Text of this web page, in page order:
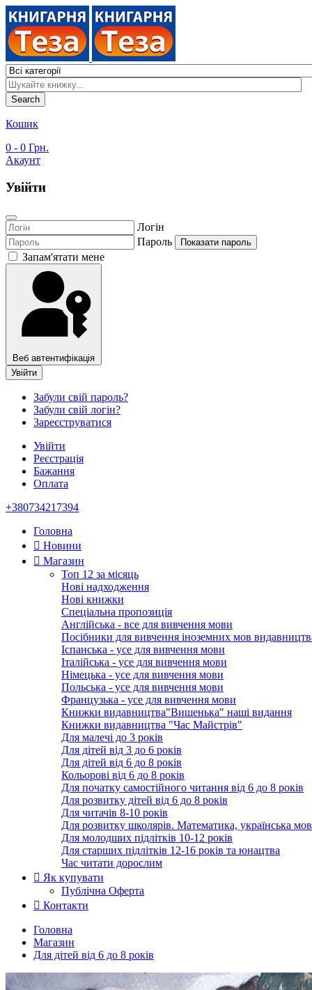
Search
Кошик
0 - 0 Грн.
Акаунт
Увійти
Логін
Пароль
Показати пароль
Запам'ятати мене
Веб автентифікація
Увійти
Забули свій пароль?
Забули свій логін?
Зареєструватися
Увійти
Реєстрація
Бажання
Оплата
+380734217394
Головна
Новини
Магазин
Топ 12 за місяць
Нові надходження
Нові книжки
Спеціальна пропозиція
Англійська - все для вивчення мови
Посібники для вивчення іноземних мов
Іспанська - усе для вивчення мови
Італійська - усе для вивчення мови
Німецька - усе для вивчення мови
Польська - усе для вивчення мови
Французька - усе для вивчення мови
Книжки видавництва"Вишенька" наші видання
Книжки видавництва "Час Майстрів"
Для малечі до 3 років
Для дітей від 3 до 6 років
Для дітей від 6 до 8 років
Кольорові від 6 до 8 років
Для початку самостійного читання від 6 до 8 років
Для розвитку дітей від 6 до 8 років
Для читачів 8-10 років
Для розвитку школярів. Математика, українська
Для молодших підлітків 10-12 років
Для старших підлітків 12-16 років та юнацтва
Час читати дорослим
Як купувати
Публічна Оферта
Контакти
Головна
Магазин
Для дітей від 6 до 8 років